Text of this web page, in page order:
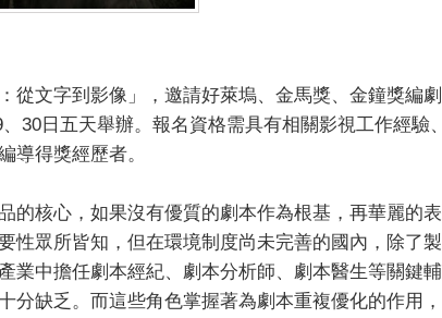
從文字到影像」，邀請好萊塢、金馬獎、金鐘獎編劇
30日五天舉辦。報名資格需具有相關影視工作經驗、
導得獎經歷者。
的核心，如果沒有優質的劇本作為根基，再華麗的表
性眾所皆知，但在環境制度尚未完善的國內，除了製
業中擔任劇本經紀、劇本分析師、劇本醫生等關鍵輔
分缺乏。而這些角色掌握著為劇本重複優化的作用，